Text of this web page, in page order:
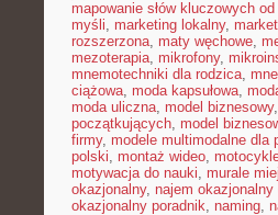
mapowanie słów kluczowych
myśli, marketing lokalny,
rozszerzona, maty węchowe,
mezoterapia, mikrofony,
mnemotechniki dla rodzica,
ciążowa, moda kapsułowa,
moda uliczna, model biznesowy,
początkujących, model
firmy, modele multimodalne dla
polski, montaż wideo,
motywacja do nauki, murale
okazjonalny, najem okazjonalny
okazjonalny poradnik, naming,